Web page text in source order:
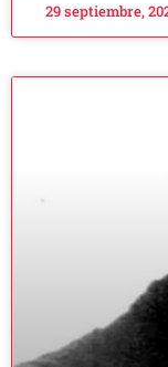
29 septiembre,